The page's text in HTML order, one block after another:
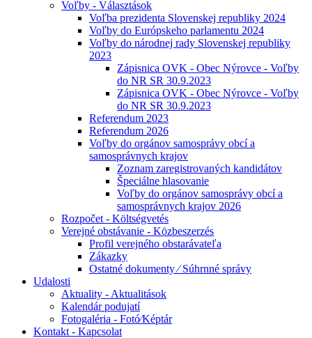
Voľby - Választások
Voľba prezidenta Slovenskej republiky 2024
Voľby do Európskeho parlamentu 2024
Voľby do národnej rady Slovenskej republiky
2023
Zápisnica OVK - Obec Nýrovce - Voľby
do NR SR 30.9.2023
Zápisnica OVK - Obec Nýrovce - Voľby
do NR SR 30.9.2023
Referendum 2023
Referendum 2026
Voľby do orgánov samosprávy obcí a
samosprávnych krajov
Zoznam zaregistrovaných kandidátov
Špeciálne hlasovanie
Voľby do orgánov samosprávy obcí a
samosprávnych krajov 2026
Rozpočet - Költségvetés
Verejné obstávanie - Közbeszerzés
Profil verejného obstarávateľa
Zákazky
Ostatné dokumenty ⁄ Súhrnné správy
Udalosti
Aktuality - Aktualitások
Kalendár podujatí
Fotogaléria - Fotó⁄Képtár
Kontakt - Kapcsolat